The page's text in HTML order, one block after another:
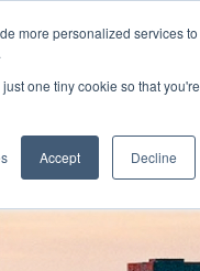
more personalized services to
one tiny cookie so that you're
Accept Decline